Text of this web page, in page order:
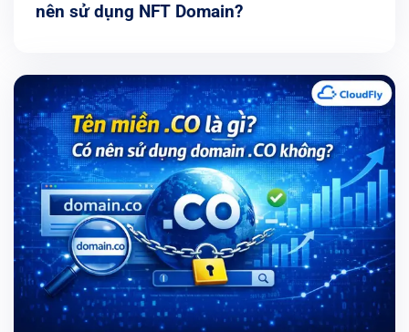
nên sử dụng NFT Domain?